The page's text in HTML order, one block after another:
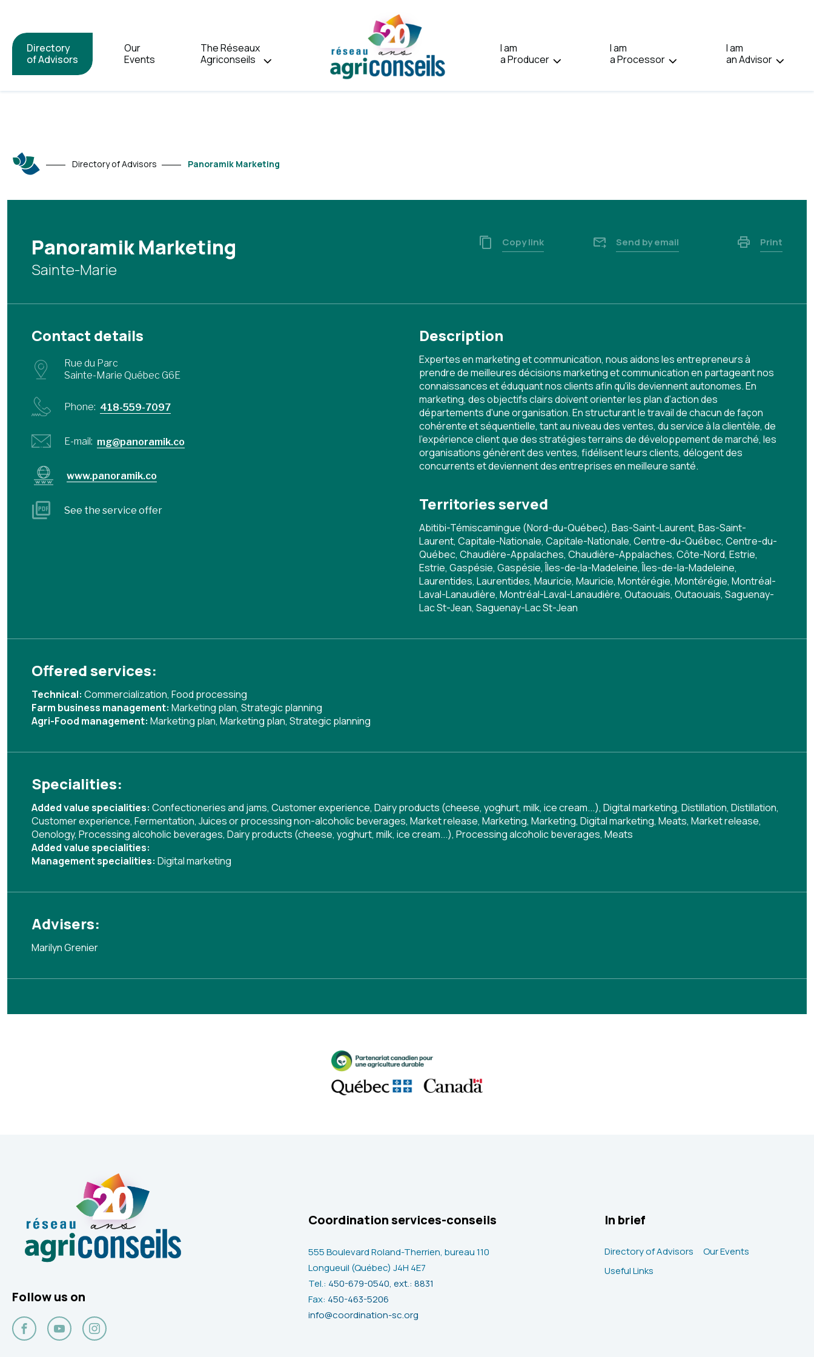
Directory
of Advisors
Our
Events
The Réseaux
Agriconseils
I am
a Producer
I am
a Processor
I am
an Advisor
Directory of Advisors Panoramik Marketing
Panoramik Marketing
Sainte-Marie
Copy link Send by email Print
Contact details
Rue du Parc
Sainte-Marie Québec G6E
Phone: 418-559-7097
E-mail: mg@panoramik.co
www.panoramik.co
See the service offer
Description
Expertes en marketing et communication, nous aidons les entrepreneurs à
prendre de meilleures décisions marketing et communication en partageant nos
connaissances et éduquant nos clients afin qu'ils deviennent autonomes. En
marketing, des objectifs clairs doivent orienter les plan d'action des
départements d'une organisation. En structurant le travail de chacun de façon
cohérente et séquentielle, tant au niveau des ventes, du service à la clientèle, de
l'expérience client que des stratégies terrains de développement de marché, les
organisations génèrent des ventes, fidélisent leurs clients, délogent des
concurrents et deviennent des entreprises en meilleure santé.
Territories served
Abitibi-Témiscamingue (Nord-du-Québec), Bas-Saint-Laurent, Bas-Saint-
Laurent, Capitale-Nationale, Capitale-Nationale, Centre-du-Québec, Centre-du-
Québec, Chaudière-Appalaches, Chaudière-Appalaches, Côte-Nord, Estrie,
Estrie, Gaspésie, Gaspésie, Îles-de-la-Madeleine, Îles-de-la-Madeleine,
Laurentides, Laurentides, Mauricie, Mauricie, Montérégie, Montérégie, Montréal-
Laval-Lanaudière, Montréal-Laval-Lanaudière, Outaouais, Outaouais, Saguenay-
Lac St-Jean, Saguenay-Lac St-Jean
Offered services:
Technical: Commercialization, Food processing
Farm business management: Marketing plan, Strategic planning
Agri-Food management: Marketing plan, Marketing plan, Strategic planning
Specialities:
Added value specialities: Confectioneries and jams, Customer experience, Dairy products (cheese, yoghurt, milk, ice cream...), Digital marketing, Distillation, Distillation,
Customer experience, Fermentation, Juices or processing non-alcoholic beverages, Market release, Marketing, Marketing, Digital marketing, Meats, Market release,
Oenology, Processing alcoholic beverages, Dairy products (cheese, yoghurt, milk, ice cream...), Processing alcoholic beverages, Meats
Added value specialities:
Management specialities: Digital marketing
Advisers:
Marilyn Grenier
Follow us on
FacebookYouTubeInstagram
Coordination services-conseils
555 Boulevard Roland-Therrien, bureau 110
Longueuil (Québec) J4H 4E7
Tel.: 450-679-0540, ext.: 8831
Fax: 450-463-5206
info@coordination-sc.org
In brief
Directory of Advisors
Our Events
Useful Links